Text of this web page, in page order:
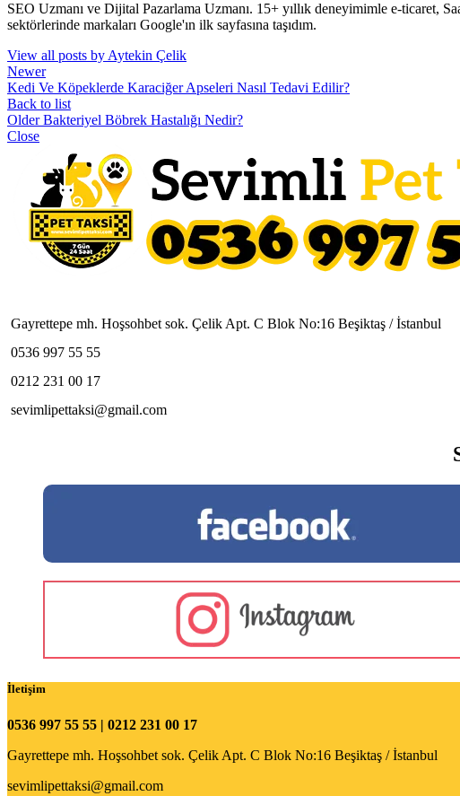
SEO Uzmanı ve Dijital Pazarlama Uzmanı. 15+ yıllık deneyimimle e-ticaret,
sektörlerinde markaları Google'ın ilk sayfasına taşıdım.
View all posts by Aytekin Çelik
Newer
Kedi Ve Köpeklerde Karaciğer Apseleri Nasıl Tedavi Edilir?
Back to list
Older Bakteriyel Böbrek Hastalığı Nedir?
Close
Gayrettepe mh. Hoşsohbet sok. Çelik Apt. C Blok No:16 Beşiktaş / İstanbul
0536 997 55 55
0212 231 00 17
sevimlipettaksi@gmail.com
İletişim
0536 997 55 55 | 0212 231 00 17
Gayrettepe mh. Hoşsohbet sok. Çelik Apt. C Blok No:16 Beşiktaş / İstanbul
sevimlipettaksi@gmail.com